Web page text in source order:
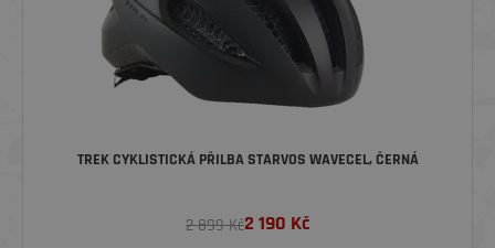
TREK CYKLISTICKÁ PŘILBA STARVOS WAVECEL, ČERNÁ
2 899 Kč2 190 Kč